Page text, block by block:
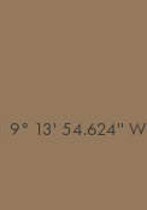
9° 13' 54.624'' W​